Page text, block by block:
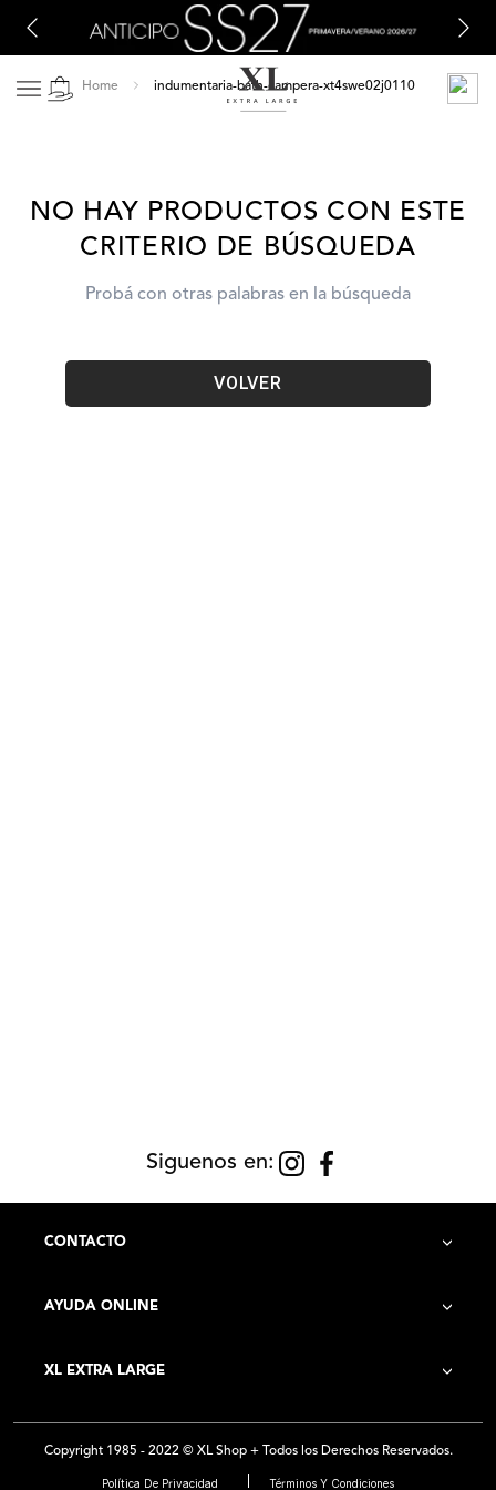
indumentaria-bath-campera-xt4swe02j0110
NO HAY PRODUCTOS CON ESTE
CRITERIO DE BÚSQUEDA
Probá con otras palabras en la búsqueda
VOLVER
Siguenos en:
CONTACTO
AYUDA ONLINE
Contacto
Preguntas Frecuentes
XL EXTRA LARGE
Historia de la Empresa
Copyright 1985 - 2022 © XL Shop + Todos los Derechos Reservados.
Política De Privacidad Términos Y Condiciones